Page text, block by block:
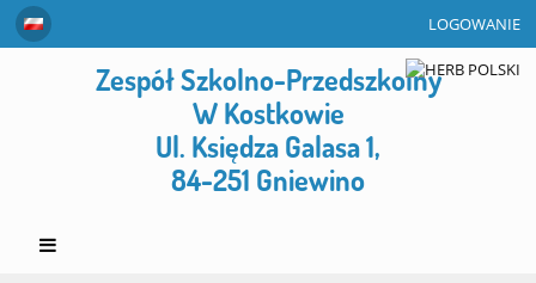
LOGOWANIE
Zespół Szkolno-Przedszkolny
W Kostkowie
Ul. Księdza Galasa 1,
84-251 Gniewino